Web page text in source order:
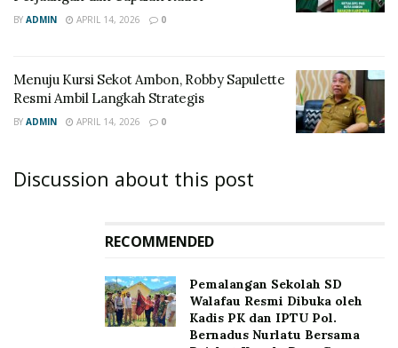
BY ADMIN APRIL 14, 2026 0
Menuju Kursi Sekot Ambon, Robby Sapulette
Resmi Ambil Langkah Strategis
BY ADMIN APRIL 14, 2026 0
Discussion about this post
RECOMMENDED
Pemalangan Sekolah SD
Walafau Resmi Dibuka oleh
Kadis PK dan IPTU Pol.
Bernadus Nurlatu Bersama